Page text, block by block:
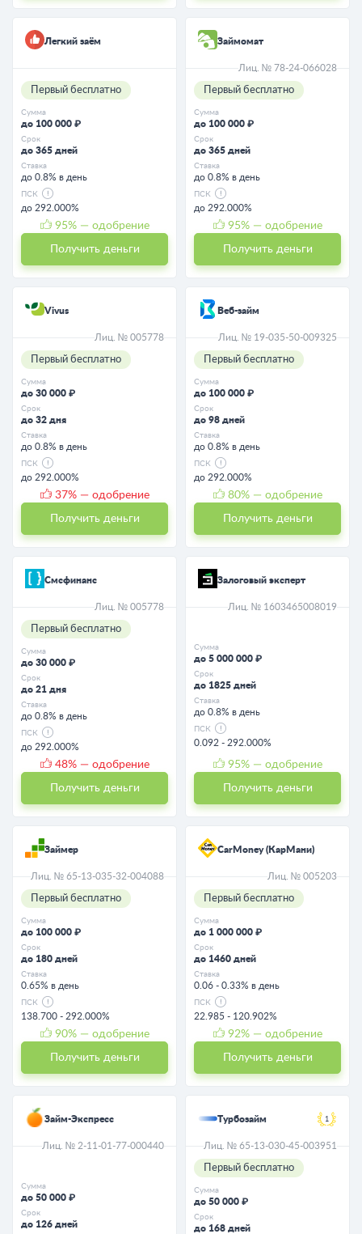
Легкий заём
Первый бесплатно
Сумма
до 100 000 ₽
Срок
до 365 дней
Ставка
до 0.8% в день
ПСК
до 292.000%
95% — одобрение
Получить деньги
Займомат
Лиц. № 78-24-066028
Первый бесплатно
Сумма
до 100 000 ₽
Срок
до 365 дней
Ставка
до 0.8% в день
ПСК
до 292.000%
95% — одобрение
Получить деньги
Vivus
Лиц. № 005778
Первый бесплатно
Сумма
до 30 000 ₽
Срок
до 32 дня
Ставка
до 0.8% в день
ПСК
до 292.000%
37% — одобрение
Получить деньги
Веб-займ
Лиц. № 19-035-50-009325
Первый бесплатно
Сумма
до 100 000 ₽
Срок
до 98 дней
Ставка
до 0.8% в день
ПСК
до 292.000%
80% — одобрение
Получить деньги
Смсфинанс
Лиц. № 005778
Первый бесплатно
Сумма
до 30 000 ₽
Срок
до 21 дня
Ставка
до 0.8% в день
ПСК
до 292.000%
48% — одобрение
Получить деньги
Залоговый эксперт
Лиц. № 1603465008019
Сумма
до 5 000 000 ₽
Срок
до 1825 дней
Ставка
до 0.8% в день
ПСК
0.092 - 292.000%
95% — одобрение
Получить деньги
Займер
Лиц. № 65-13-035-32-004088
Первый бесплатно
Сумма
до 100 000 ₽
Срок
до 180 дней
Ставка
0.65% в день
ПСК
138.700 - 292.000%
90% — одобрение
Получить деньги
CarMoney (КарМани)
Лиц. № 005203
Первый бесплатно
Сумма
до 1 000 000 ₽
Срок
до 1460 дней
Ставка
0.06 - 0.33% в день
ПСК
22.985 - 120.902%
92% — одобрение
Получить деньги
Займ-Экспресс
Лиц. № 2-11-01-77-000440
Сумма
до 50 000 ₽
Срок
до 126 дней
Турбозайм 1
Лиц. № 65-13-030-45-003951
Первый бесплатно
Сумма
до 50 000 ₽
Срок
до 168 дней